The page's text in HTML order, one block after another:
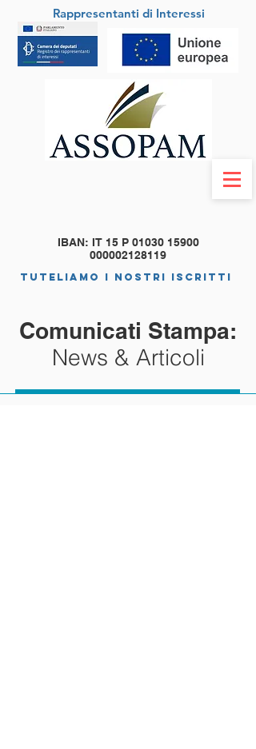
IBAN: IT 15 P 01030 15900
000002128119
tuteliamo i nostri iscritti
Rappresentanti di Interessi
Comunicati Stampa:
News & Articoli